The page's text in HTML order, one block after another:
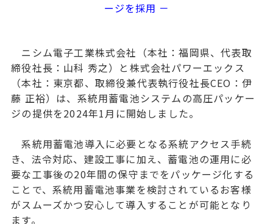
ージを採用 －
ニシム電子工業株式会社（本社：福岡県、代表取
締役社長：山科 秀之）と株式会社パワーエックス
（本社：東京都、取締役兼代表執行役社長CEO：伊
藤 正裕）は、系統用蓄電池システムの高圧パッケー
ジの提供を2024年1月に開始しました。
系統用蓄電池導入に必要となる系統アクセス手続
き、法令対応、建設工事に加え、蓄電池の運用に必
要な工事後の20年間の保守までをパッケージ化する
ことで、系統用蓄電池事業を検討されているお客様
がスムーズかつ安心して導入することが可能となり
ます。